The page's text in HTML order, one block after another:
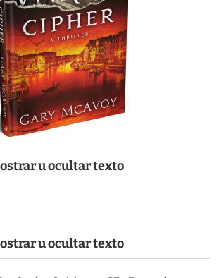
u ocultar texto
u ocultar texto